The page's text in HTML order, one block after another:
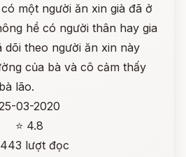
một người ăn xin già đã ở
hề có người thân hay gia
dõi theo người ăn xin này
của bà và cô cảm thấy
lão.
03-2020
⭐ 4.8
lượt đọc